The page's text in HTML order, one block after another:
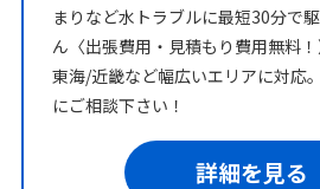
まりなど水トラブルに最短30分で
ん〈出張費用・見積もり費用無料
東海/近畿など幅広いエリアに対応
にご相談下さい！
詳細を見る